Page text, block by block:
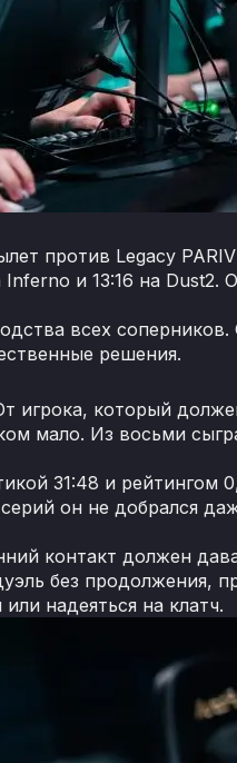
против Legacy
и 13:16 на Dust2.
всех соперников.
решения.
игрока, который
мало. Из восьми
31:48 и рейтингом
он не добрался
контакт должен
без продолжения,
надеяться на клатч.